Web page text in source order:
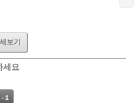
보기
세요
-1